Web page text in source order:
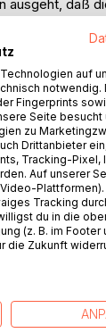
ausgeht, daß
greife ich
auch
Aussagen
nach
nur zwei
wenn es um
ich hier
Kapitel
auf
notwendig.
Fingerprints
Seite
zu
Drittanbieter
Tracking-Pixel,
Auf unserer
Tracking
du in die
(z. B. im Footer
die Zukunft